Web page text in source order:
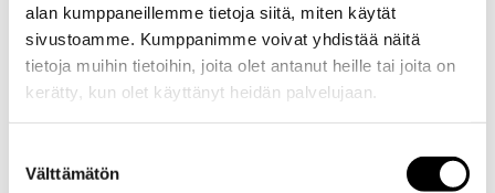
alan kumppaneillemme tietoja siitä, miten käytät
sivustoamme. Kumppanimme voivat yhdistää näitä
tietoja muihin tietoihin, joita olet antanut heille tai joita on
kerätty, kun olet käyttänyt heidän palvelujaan.
valinta
Välttämätön
Lisätiedot